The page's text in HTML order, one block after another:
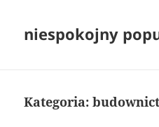
niespokojny
Kategoria: